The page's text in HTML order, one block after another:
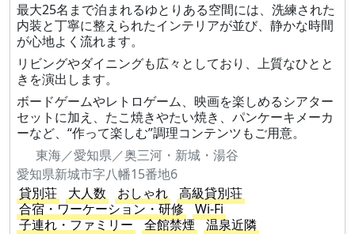
最大25名まで泊まれるゆとりある空間には、洗練された
内装と丁寧に整えられたインテリアが並び、静かな時間
が心地よく流れます。
リビングやダイニングも広々としており、上質なひとと
きを演出します。
ボードゲームやレトロゲーム、映画を楽しめるシアター
セットに加え、たこ焼きやたい焼き、パンケーキメーカ
ーなど、“作って楽しむ”調理コンテンツもご用意。
東海／愛知県／奥三河・新城・湯谷
愛知県新城市字八幡15番地6
貸別荘
大人数 おしゃれ
高級貸別荘
合宿・ワーケーション・研修
Wi-Fi
子連れ・ファミリー
全館禁煙 温泉近隣